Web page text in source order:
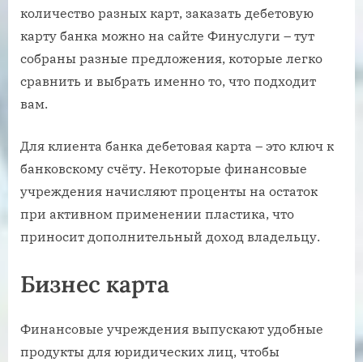
количество разных карт, заказать дебетовую
карту банка можно на сайте Финуслуги – тут
собраны разные предложения, которые легко
сравнить и выбрать именно то, что подходит
вам.
Для клиента банка дебетовая карта – это ключ к
банковскому счёту. Некоторые финансовые
учреждения начисляют проценты на остаток
при активном применении пластика, что
приносит дополнительный доход владельцу.
Бизнес карта
Финансовые учреждения выпускают удобные
продукты для юридических лиц, чтобы